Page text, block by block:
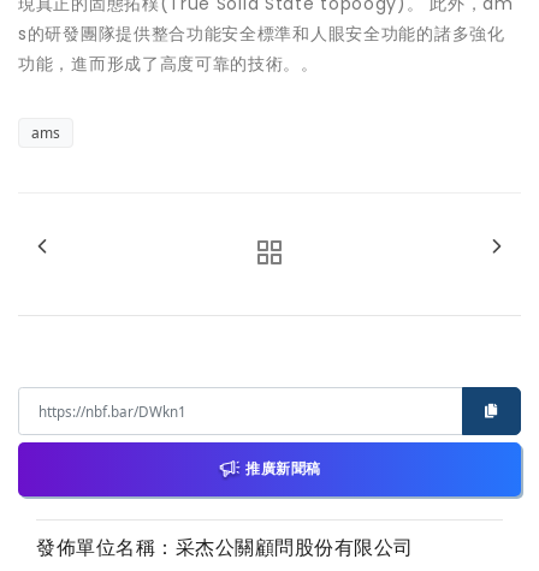
s的研發團隊提供整合功能安全標準和人眼安全功能的諸多強化
功能，進而形成了高度可靠的技術。。
ams
推廣新聞稿
發佈單位名稱：采杰公關顧問股份有限公司